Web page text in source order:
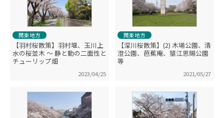
関東地方
【羽村桜散策】羽村堰、玉川上
水の桜並木 ～ 静と動の二面性と
チューリップ畑
2023/04/25
関東地方
【深川桜散策】(2) 木場公園、清
澄公園、芭蕉庵、猿江恩賜公園
等
2021/05/27